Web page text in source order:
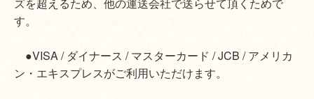
す。
●VISA / ダイナース / マスターカード / JCB / アメリカ
ン・エキスプレスがご利用いただけます。